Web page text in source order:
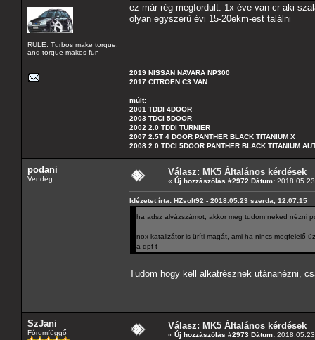
RULE: Turbos make torque,
and torque makes fun
ez már rég megfordult. 1x éve van cr aki
olyan egyszerű évi 15-20ekm-est találni
2019 NISSAN NAVARA NP300
2017 CITROEN C3 VAN
múlt:
2001 TDDI 4DOOR
2003 TDCI 5DOOR
2002 2.0 TDDI TURNIER
2007 2.5T 4 DOOR PANTHER BLACK TITANIUM X
2008 2.0 TDCI 5DOOR PANTHER BLACK TITANIUM
podani
Vendég
Válasz: MK5 Általános kérdések
« Új hozzászólás #2972 Dátum:
Idézetet írta: HZsolt92 - 2018.05.23 szerda, 12:07:15
ha adsz alvázszámot, akkor meg tudom neked nézni
nox katalizátor is üríti magát, ami ha nincs megfelelő
a dpf-t
Tudom hogy kell alkatrésznek utánanézni,
SzJani
Fórumfüggő
Válasz: MK5 Általános kérdések
« Új hozzászólás #2973 Dátum: